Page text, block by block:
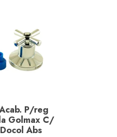
P/reg
Golmax C/
Abs